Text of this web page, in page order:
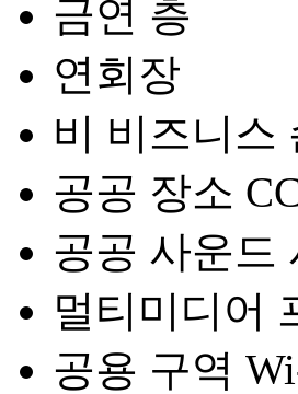
금연 층
연회장
비 비즈니스
공공 장소
공공 사운드
멀티미디어
공용 구역